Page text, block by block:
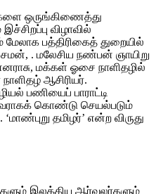
ஒருங்கிணைத்து
விழாவில்
பத்திரிகைத் துறையில்
. மலேசிய நண்பன் ஞாயிறு
மக்கள் ஓசை நாளிதழில்
ஆசிரியர்.
பணியைப் பாராட்டி
கொண்டு செயல்படும்
தமிழர்’ என்ற விருது
இலக்கிய ஆர்வலர்களும்